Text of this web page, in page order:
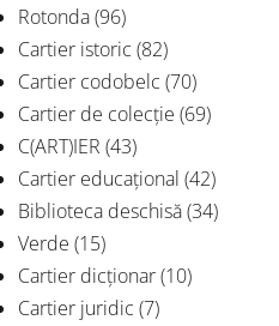
Rotonda(96)
Cartier istoric (82)
Cartier codobelc (70)
Cartier de colecție (69)
C(ART)IER (43)
Cartier educațional (42)
Biblioteca deschisă(34)
Verde (15)
Cartier dicționar(10)
Cartier juridic (7)